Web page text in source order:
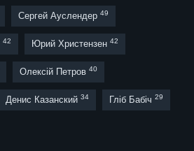
Сергей Ауслендер 49
42 Юрий Христензен 42
Олексій Петров 40
Денис Казанский 34 Гліб Бабіч 29